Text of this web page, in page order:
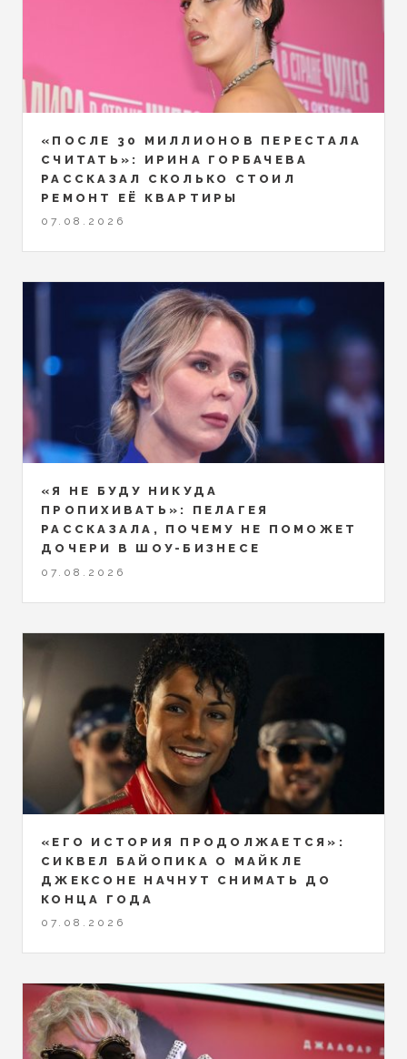
«ПОСЛЕ 30 МИЛЛИОНОВ ПЕРЕСТАЛА
СЧИТАТЬ»: ИРИНА ГОРБАЧЕВА
РАССКАЗАЛ СКОЛЬКО СТОИЛ
РЕМОНТ ЕЁ КВАРТИРЫ
07.08.2026
«Я НЕ БУДУ НИКУДА
ПРОПИХИВАТЬ»: ПЕЛАГЕЯ
РАССКАЗАЛА, ПОЧЕМУ НЕ ПОМОЖЕТ
ДОЧЕРИ В ШОУ-БИЗНЕСЕ
07.08.2026
«ЕГО ИСТОРИЯ ПРОДОЛЖАЕТСЯ»:
СИКВЕЛ БАЙОПИКА О МАЙКЛЕ
ДЖЕКСОНЕ НАЧНУТ СНИМАТЬ ДО
КОНЦА ГОДА
07.08.2026